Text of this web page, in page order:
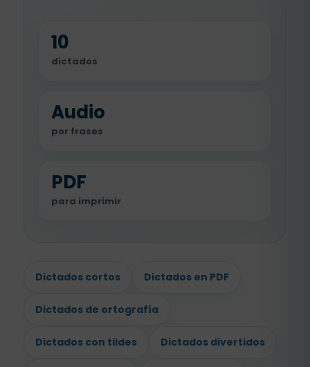
10
dictados
Audio
por frases
PDF
para imprimir
Dictados cortos Dictados en PDF
Dictados de ortografía
Dictados con tildes Dictados divertidos